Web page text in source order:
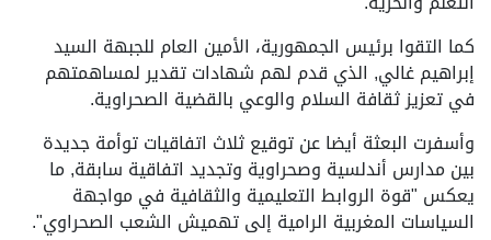
كما التقوا برئيس الجمهورية، الأمين العام للجبهة السيد
إبراهيم غالي, الذي قدم لهم شهادات تقدير لمساهمتهم
في تعزيز ثقافة السلام والوعي بالقضية الصحراوية.
وأسفرت البعثة أيضا عن توقيع ثلاث اتفاقيات توأمة جديدة
بين مدارس أندلسية وصحراوية وتجديد اتفاقية سابقة, ما
يعكس "قوة الروابط التعليمية والثقافية في مواجهة
السياسات المغربية الرامية إلى تهميش الشعب الصحراوي".